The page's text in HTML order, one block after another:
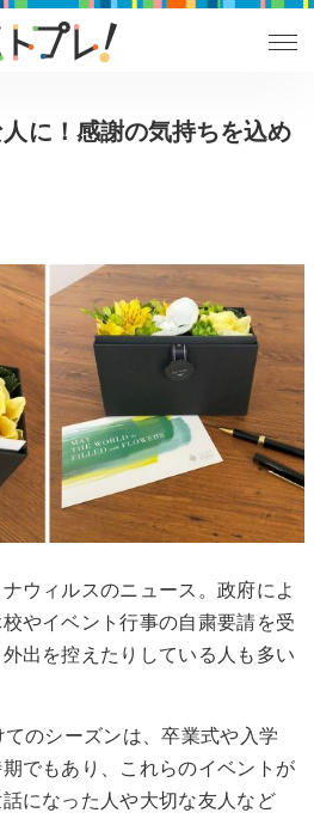
に！感謝の気持ちを込め
ウィルスのニュース。政府によ
やイベント行事の自粛要請を受
出を控えたりしている人も多い
のシーズンは、卒業式や入学
でもあり、これらのイベントが
になった人や大切な友人など